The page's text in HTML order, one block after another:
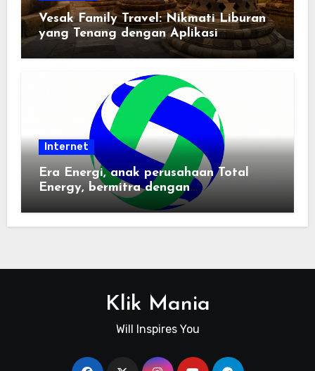
Vesak Family Travel: Nikmati Liburan
yang Tenang dengan Aplikasi
Pemindai PDF
Internet
Era Energi, anak perusahaan Total
Energy, bermitra dengan
Zhuochuangtong untuk mempercepat
transisi energi Indonesia — raksasa
Klik Mania
Will Inspires You